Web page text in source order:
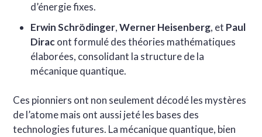
d’énergie fixes.
Erwin Schrödinger,Werner Heisenberg, et Paul
Diracont formulé des théories mathématiques
élaborées, consolidant la structure de la
mécanique quantique.
Ces pionniers ont non seulement décodé les mystères
de l’atome mais ont aussi jeté les bases des
technologies futures. La mécanique quantique, bien